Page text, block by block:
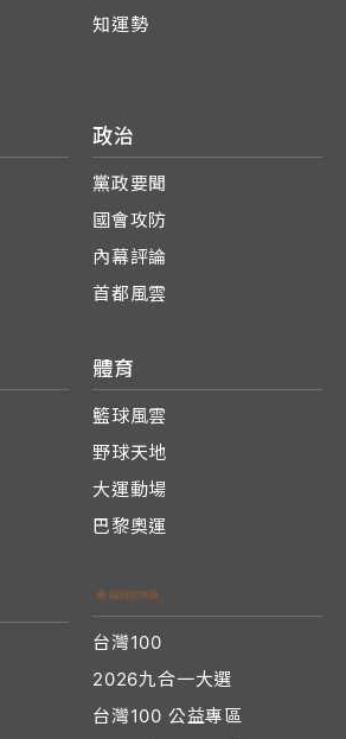
知運勢
政治
黨政要聞
國會攻防
內幕評論
首都風雲
體育
籃球風雲
野球天地
大運動場
巴黎奧運
台灣100
2026九合一大選
台灣100 公益專區